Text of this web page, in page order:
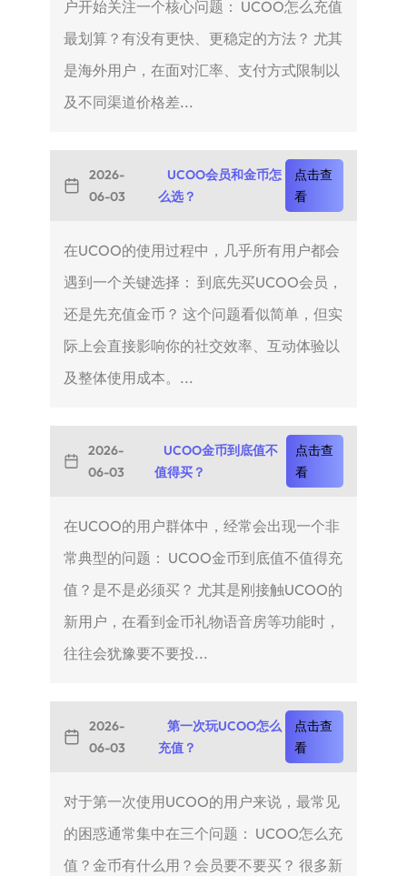
户开始关注一个核心问题： UCOO怎么充值
最划算？有没有更快、更稳定的方法？ 尤其
是海外用户，在面对汇率、支付方式限制以
及不同渠道价格差...
2026-
06-03
UCOO会员和金币怎
么选？
点击查
看
在UCOO的使用过程中，几乎所有用户都会
遇到一个关键选择： 到底先买UCOO会员，
还是先充值金币？ 这个问题看似简单，但实
际上会直接影响你的社交效率、互动体验以
及整体使用成本。...
2026-
06-03
UCOO金币到底值不
值得买？
点击查
看
在UCOO的用户群体中，经常会出现一个非
常典型的问题： UCOO金币到底值不值得充
值？是不是必须买？ 尤其是刚接触UCOO的
新用户，在看到金币礼物语音房等功能时，
往往会犹豫要不要投...
2026-
06-03
第一次玩UCOO怎么
充值？
点击查
看
对于第一次使用UCOO的用户来说，最常见
的困惑通常集中在三个问题： UCOO怎么充
值？金币有什么用？会员要不要买？ 很多新